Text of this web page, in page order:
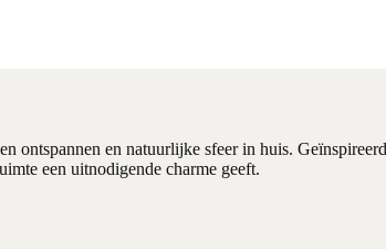
ontspannen en natuurlijke sfeer in huis.
een uitnodigende charme geeft.